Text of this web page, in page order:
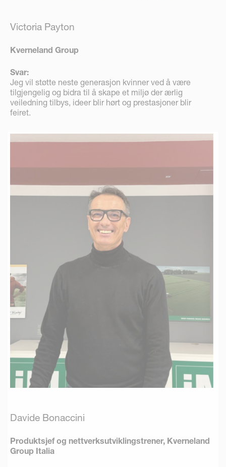
Victoria Payton
Kverneland Group
Svar:
Jeg vil støtte neste generasjon kvinner ved å være
tilgjengelig og bidra til å skape et miljø der ærlig
veiledning tilbys, ideer blir hørt og prestasjoner blir
feiret.
Davide Bonaccini
Produktsjef og nettverksutviklingstrener, Kverneland
Group Italia